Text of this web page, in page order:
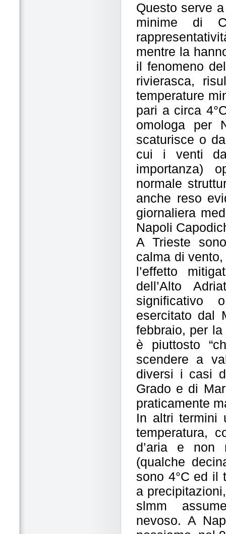
Questo serve
minime di
mentre la
il fenomeno
rivierasca,
temperature
pari a circa
omologa per
scaturisce o
cui i venti
importanza)
normale
anche reso
giornaliera
Napoli
A Trieste
calma di
l’effetto
dell’Alto
significativo
esercitato dal
febbraio, per
è piuttosto
scendere a
diversi i casi
Grado e di
praticamente
In altri termini
temperatura,
d’aria e non
(qualche
sono 4°C ed il
a
slmm
nevoso. A